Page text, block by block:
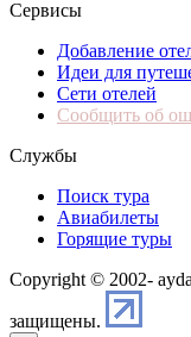
Сервисы
Добавление
Идеи для
Сети отелей
Сообщить об
Службы
Поиск тура
Авиабилеты
Горящие туры
Copyright © 2002-
защищены.